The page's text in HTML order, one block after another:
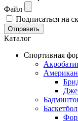
Файл
Подписаться на
Отправить
Каталог
Спортивная
Баскетбол